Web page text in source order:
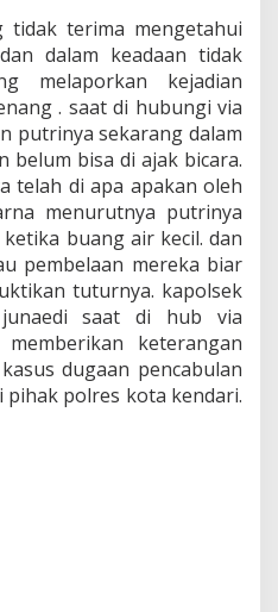
terima mengetahui
dalam keadaan tidak
melaporkan kejadian
. saat di hubungi via
putrinya sekarang dalam
belum bisa di ajak bicara.
telah di apa apakan oleh
menurutnya putrinya
buang air kecil. dan
pembelaan mereka biar
tuturnya. kapolsek
saat di hub via
keterangan
dugaan pencabulan
polres kota kendari.